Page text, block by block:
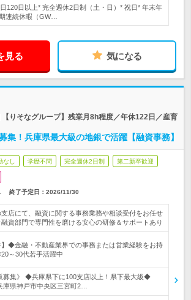
120日以上* 完全週休2日制（土・日）* 祝日* 年末年
連続休暇（GW…
見る 気になる
りそなグループ】残業月8h程度／年休122日／産育
集！兵庫県最大級の地銀で活躍【融資事務】
なし 学歴不問 完全週休2日制 第二新卒歓迎
終了予定日： 2026/11/30
店にて、融資に関する事務業務や相談受付をお任せ
資部門で専門性を磨ける安心の研修＆サポートあり
】◆金融・不動産業界での事務または営業経験をお持
～30代若手活躍中
募集》 ◆兵庫県下に100支店以上！県下最大級◆
庫県神戸市中央区三宮町2…